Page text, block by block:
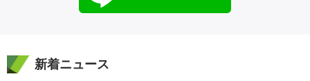
新着ニュース